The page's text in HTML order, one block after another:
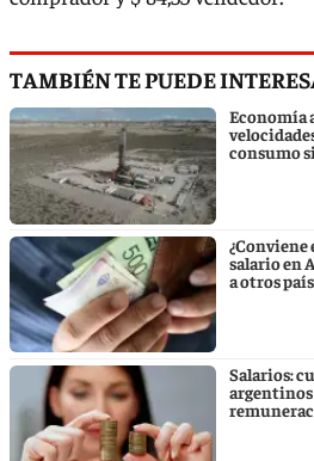
TAMBIÉN TE PUEDE
Economía
consumo
salario en
a otros
Salarios:
argentinos